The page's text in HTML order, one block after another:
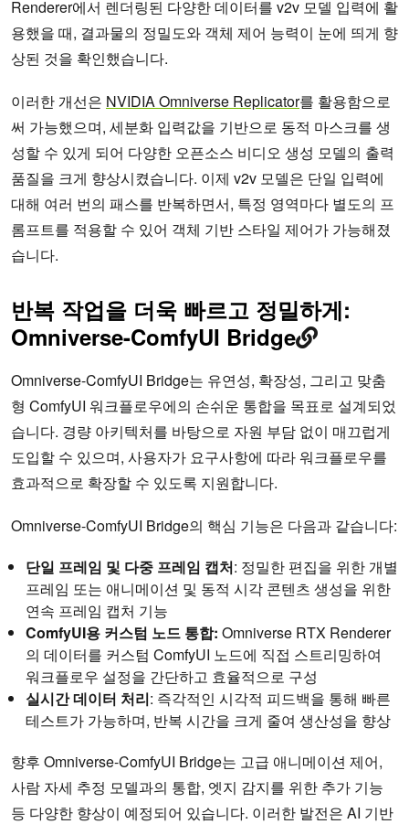
Renderer에서 렌더링된 다양한 데이터를 v2v 모델 입력에 활
용했을 때, 결과물의 정밀도와 객체 제어 능력이 눈에 띄게 향
상된 것을 확인했습니다.
이러한 개선은 NVIDIA Omniverse Replicator를 활용함으로
써 가능했으며, 세분화 입력값을 기반으로 동적 마스크를 생
성할 수 있게 되어 다양한 오픈소스 비디오 생성 모델의 출력
품질을 크게 향상시켰습니다. 이제 v2v 모델은 단일 입력에
대해 여러 번의 패스를 반복하면서, 특정 영역마다 별도의 프
롬프트를 적용할 수 있어 객체 기반 스타일 제어가 가능해졌
습니다.
반복 작업을 더욱 빠르고 정밀하게:
Omniverse-ComfyUI Bridge
Omniverse-ComfyUI Bridge는 유연성, 확장성, 그리고 맞춤
형 ComfyUI 워크플로우에의 손쉬운 통합을 목표로 설계되었
습니다. 경량 아키텍처를 바탕으로 자원 부담 없이 매끄럽게
도입할 수 있으며, 사용자가 요구사항에 따라 워크플로우를
효과적으로 확장할 수 있도록 지원합니다.
Omniverse-ComfyUI Bridge의 핵심 기능은 다음과 같습니다:
단일 프레임 및 다중 프레임 캡처: 정밀한 편집을 위한 개별
프레임 또는 애니메이션 및 동적 시각 콘텐츠 생성을 위한
연속 프레임 캡처 기능
ComfyUI용 커스텀 노드 통합: Omniverse RTX Renderer
의 데이터를 커스텀 ComfyUI 노드에 직접 스트리밍하여
워크플로우 설정을 간단하고 효율적으로 구성
실시간 데이터 처리: 즉각적인 시각적 피드백을 통해 빠른
테스트가 가능하며, 반복 시간을 크게 줄여 생산성을 향상
향후 Omniverse-ComfyUI Bridge는 고급 애니메이션 제어,
사람 자세 추정 모델과의 통합, 엣지 감지를 위한 추가 기능
등 다양한 향상이 예정되어 있습니다. 이러한 발전은 AI 기반